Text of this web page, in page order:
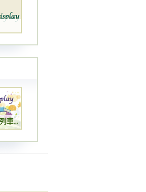
兒童書籍介紹：幸福列車–尋找心靈寶藏